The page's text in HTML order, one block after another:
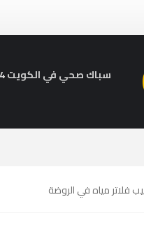
سباك صحي في الكويت 24 ساعة |55521593
فلاتر مياه في الروضة